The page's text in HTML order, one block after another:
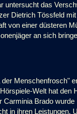
untersucht das
Dietrich Tössfeld
von einer düsteren
an sich
Menschenfrosch"
Welt hat
Carminia Brado
in ihren Leistungen.